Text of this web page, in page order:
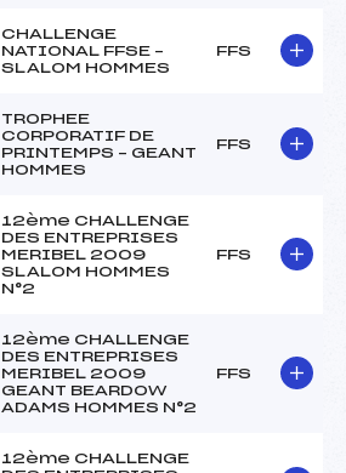
CHALLENGE
NATIONAL FFSE –
SLALOM HOMMES
FFS
TROPHEE
CORPORATIF DE
PRINTEMPS – GEANT
HOMMES
FFS
12ème CHALLENGE
DES ENTREPRISES
MERIBEL 2009
SLALOM HOMMES
N°2
FFS
12ème CHALLENGE
DES ENTREPRISES
MERIBEL 2009
GEANT BEARDOW
ADAMS HOMMES N°2
FFS
12ème CHALLENGE